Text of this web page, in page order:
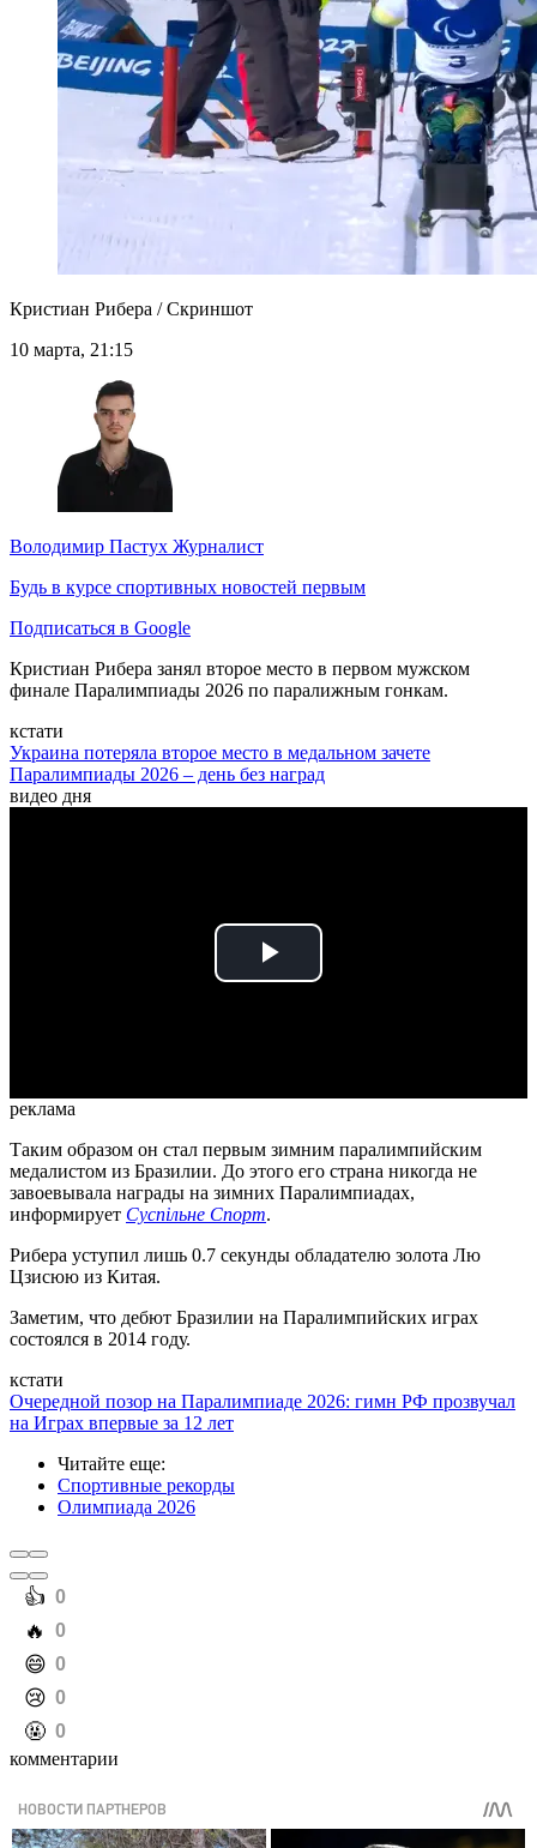
Кристиан Рибера / Скриншот
10 марта, 21:15
Володимир Пастух Журналист
Будь в курсе спортивных новостей первым
Подписаться в Google
Кристиан Рибера занял второе место в первом мужском
финале Паралимпиады 2026 по паралижным гонкам.
кстати
Украина потеряла второе место в медальном зачете
Паралимпиады 2026 – день без наград
видео дня
Play
реклама
Таким образом он стал первым зимним паралимпийским
медалистом из Бразилии. До этого его страна никогда не
завоевывала награды на зимних Паралимпиадах,
информирует Суспільне Спорт.
Рибера уступил лишь 0.7 секунды обладателю золота Лю
Цзисюю из Китая.
Заметим, что дебют Бразилии на Паралимпийских играх
состоялся в 2014 году.
кстати
Очередной позор на Паралимпиаде 2026: гимн РФ прозвучал
на Играх впервые за 12 лет
Читайте еще:
Спортивные рекорды
Олимпиада 2026
️👍 0
️🔥 0
️😄 0
️😢 0
️🤬 0
комментарии